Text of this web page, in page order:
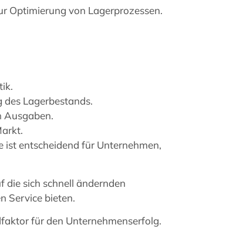
Optimierung von Lagerprozessen.
Lagerbestands.
Ausgaben.
ist entscheidend für Unternehmen,
sich schnell ändernden
Service bieten.
für den Unternehmenserfolg.